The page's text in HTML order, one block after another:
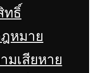
ทธิ์
หมาย
มเสียหาย